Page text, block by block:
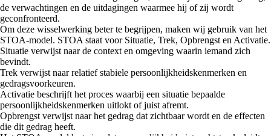
de verwachtingen en de uitdagingen waarmee hij of zij wordt
geconfronteerd.
Om deze wisselwerking beter te begrijpen, maken wij gebruik van het
STOA-model. STOA staat voor Situatie, Trek, Opbrengst en Activatie.
Situatie verwijst naar de context en omgeving waarin iemand zich
bevindt.
Trek verwijst naar relatief stabiele persoonlijkheidskenmerken en
gedragsvoorkeuren.
Activatie beschrijft het proces waarbij een situatie bepaalde
persoonlijkheidskenmerken uitlokt of juist afremt.
Opbrengst verwijst naar het gedrag dat zichtbaar wordt en de effecten
die dit gedrag heeft.